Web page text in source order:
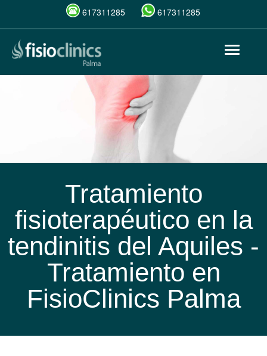
Pasar
contenido
617311285 617311285
Toggle
Tratamiento
fisioterapéutico en la
tendinitis del Aquiles -
Tratamiento en
FisioClinics Palma